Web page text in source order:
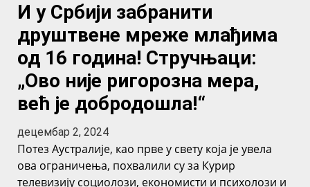
И у Србији забранити
друштвене мреже млађима
од 16 година! Стручњаци:
„Ово није ригорозна мера,
већ је добродошла!“
децембар 2, 2024
Потез Аустралије, као прве у свету која је увела
ова ограничења, похвалили су за Курир
телевизију социолози, економисти и психолози и